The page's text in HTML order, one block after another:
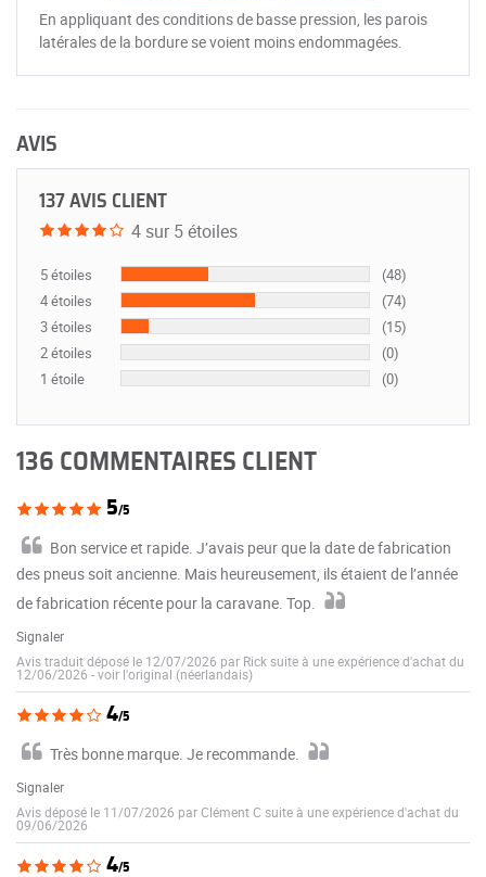
En appliquant des conditions de basse pression, les parois
latérales de la bordure se voient moins endommagées.
AVIS
137 AVIS CLIENT
4 sur 5 étoiles
5 étoiles
(48)
4 étoiles
(74)
3 étoiles
(15)
2 étoiles
(0)
1 étoile
(0)
136 COMMENTAIRES CLIENT
5/5
Bon service et rapide. J’avais peur que la date de fabrication
des pneus soit ancienne. Mais heureusement, ils étaient de l’année
de fabrication récente pour la caravane. Top.
Signaler
Avis traduit déposé le 12/07/2026 par Rick suite à une expérience d'achat du
12/06/2026 -voir l'original (néerlandais)
4/5
Très bonne marque. Je recommande.
Signaler
Avis déposé le 11/07/2026 par Clément C suite à une expérience d'achat du
09/06/2026
4/5